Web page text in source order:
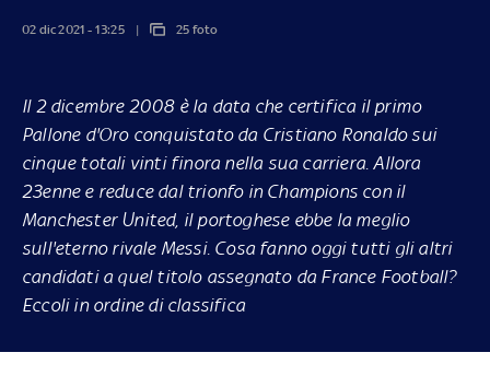
02 dic 2021 - 13:25 25 foto
Il 2 dicembre 2008 è la data che certifica il primo
Pallone d'Oro conquistato da Cristiano Ronaldo sui
cinque totali vinti finora nella sua carriera. Allora
23enne e reduce dal trionfo in Champions con il
Manchester United, il portoghese ebbe la meglio
sull'eterno rivale Messi. Cosa fanno oggi tutti gli altri
candidati a quel titolo assegnato da France Football?
Eccoli in ordine di classifica